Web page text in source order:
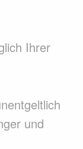
Ihrer
und